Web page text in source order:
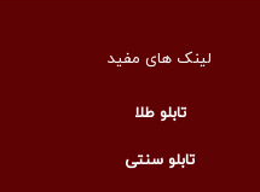
لینک های مفید
تابلو طلا
تابلو سنتی